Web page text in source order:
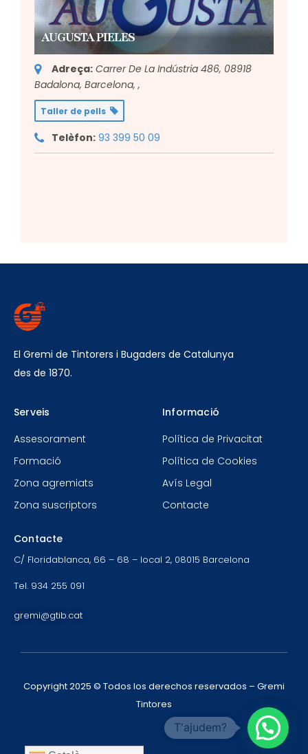
AUGUSTA PIELES
Adreça: Carrer De La Indústria 486, 08918
Badalona, Barcelona, ,
Taller de pells
Telèfon: 93 399 50 09
El Gremi de Tintorers i Bugaders de Catalunya
des de 1870.
Serveis
Assesorament
Formació
Zona agremiats
Zona suscriptors
Informació
Política de Privacitat
Política de Cookies
Avís Legal
Contacte
Contacte
C/ Floridablanca, 66 – 68 – local 2, 08015 Barcelona
Tel. 934 255 091
gremi@gtib.cat
Copyright 2025 © Todos los derechos reservados – Gremi
Tintores
T'ajudem?